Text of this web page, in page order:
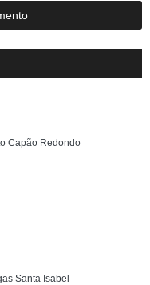
Capão Redondo
Santa Isabel